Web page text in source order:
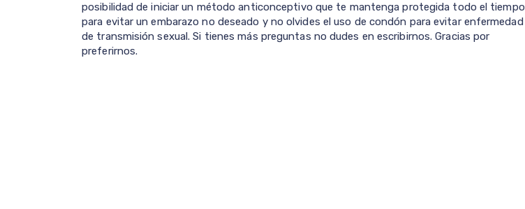
posibilidad de iniciar un método anticonceptivo que te mantenga protegida todo el tiempo
para evitar un embarazo no deseado y no olvides el uso de condón para evitar enfermedad
de transmisión sexual. Si tienes más preguntas no dudes en escribirnos. Gracias por
preferirnos.